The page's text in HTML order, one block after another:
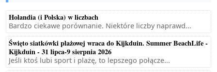
Holandia (i Polska) w liczbach
Bardzo ciekawe porównanie. Niektóre liczby naprawd...
Święto siatkówki plażowej wraca do Kijkduin. Summer BeachLife -
Kijkduin - 31 lipca-9 sierpnia 2026
Jeśli ktoś lubi sport i plażę, to lepszego połącze...